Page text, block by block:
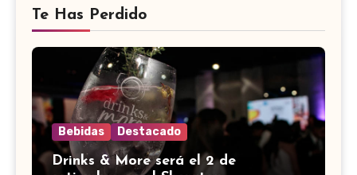
Te Has Perdido
Bebidas Destacado
Drinks & More será el 2 de